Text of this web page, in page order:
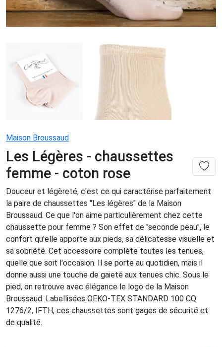
Maison Broussaud
Les Légères - chaussettes
femme - coton rose
Douceur et légèreté, c'est ce qui caractérise parfaitement
la paire de chaussettes "Les légères" de la Maison
Broussaud. Ce que l'on aime particulièrement chez cette
chaussette pour femme ? Son effet de "seconde peau", le
confort qu'elle apporte aux pieds, sa délicatesse visuelle et
sa sobriété. Cet accessoire complète toutes les tenues,
quelle que soit l'occasion. Il se porte au quotidien, mais il
donne aussi une touche de gaieté aux tenues chic. Sous le
pied, on retrouve avec élégance le logo de la Maison
Broussaud. Labellisées OEKO-TEX STANDARD 100 CQ
1276/2, IFTH, ces chaussettes sont gages de sécurité et
de qualité.